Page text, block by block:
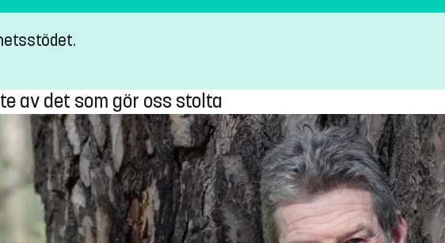
av det som gör oss stolta